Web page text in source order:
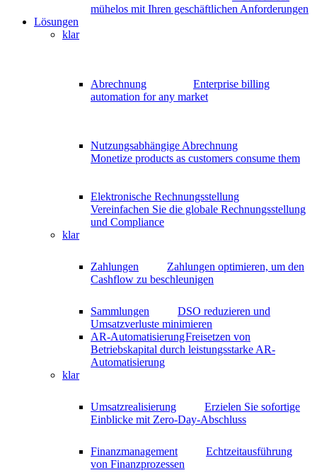
mühelos mit Ihren geschäftlichen Anforderungen
Lösungen
klar
Abrechnung
Enterprise billing
automation for any market
Nutzungsabhängige Abrechnung
Monetize products as customers consume them
Elektronische Rechnungsstellung
Vereinfachen Sie die globale Rechnungsstellung
und Compliance
klar
Zahlungen
Zahlungen optimieren, um den
Cashflow zu beschleunigen
Sammlungen
DSO reduzieren und
Umsatzverluste minimieren
AR-AutomatisierungFreisetzen von
Betriebskapital durch leistungsstarke AR-
Automatisierung
klar
Umsatzrealisierung
Erzielen Sie sofortige
Einblicke mit Zero-Day-Abschluss
Finanzmanagement
Echtzeitausführung
von Finanzprozessen